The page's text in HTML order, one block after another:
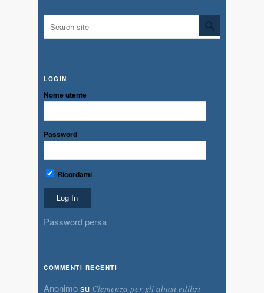
LOGIN
Nome utente
Password
Ricordami
Password persa
COMMENTI RECENTI
Anonimosu Clemenza per gli abusi edilizi